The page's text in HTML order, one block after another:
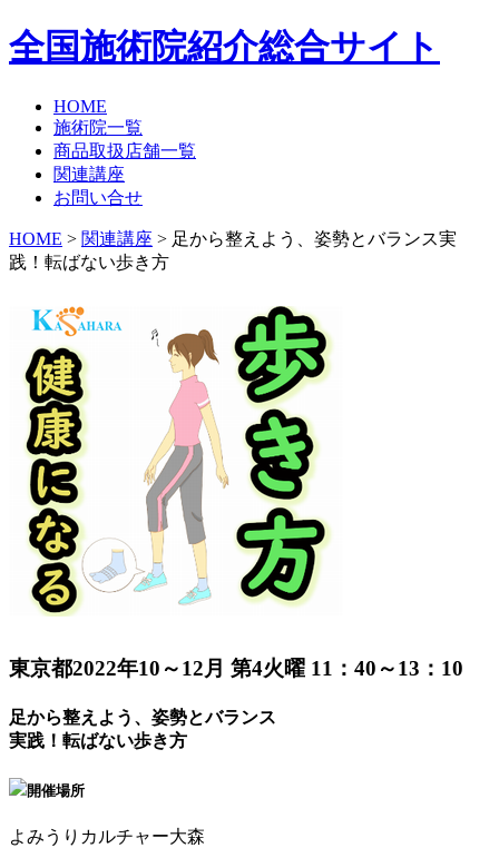
全国施術院紹介総合サイト
HOME
施術院一覧
商品取扱店舗一覧
関連講座
お問い合せ
HOME > 関連講座 > 足から整えよう、姿勢とバランス実
践！転ばない歩き方
東京都2022年10～12月 第4火曜 11：40～13：10
足から整えよう、姿勢とバランス
実践！転ばない歩き方
開催場所
よみうりカルチャー大森